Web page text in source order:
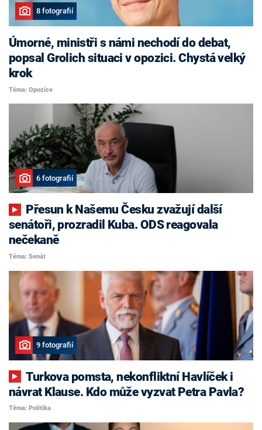
8 fotografií
Úmorné, ministři s námi nechodí do debat,
popsal Grolich situaci v opozici. Chystá velký
krok
Téma: Opozice
6 fotografií
senátoři, prozradil Kuba. ODS reagovala
nečekaně
Téma: Senát
9 fotografií
Turkova pomsta, nekonfliktní Havlíček i
návrat Klause. Kdo může vyzvat Petra Pavla?
Téma: Politika